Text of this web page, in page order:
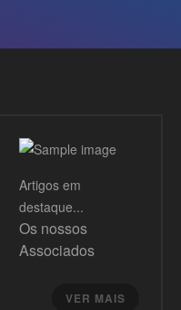
Artigos em
destaque...
Os nossos
Associados
VER MAIS